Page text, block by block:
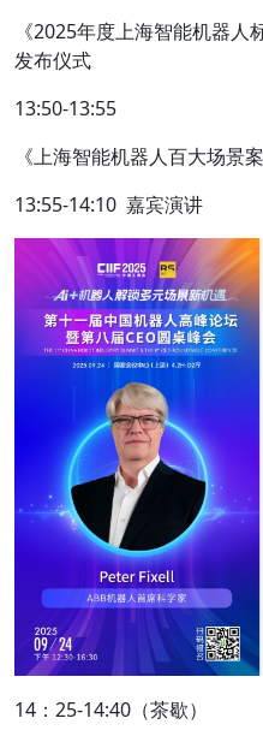
《2025年度上海智能机器人
发布仪式
13:50-13:55
《上海智能机器人百大场景
13:55-14:10 嘉宾演讲
14：25-14:40（茶歇）